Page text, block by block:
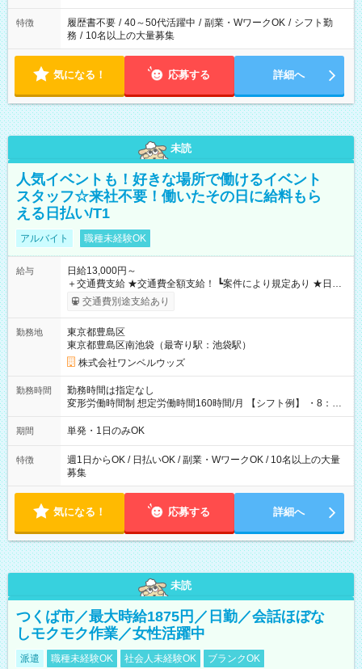
特徴 履歴書不要 / 40～50代活躍中 / 副業・WワークOK / シフト勤
務 / 10名以上の大量募集
気になる！ 応募する 詳細へ
未読
人気イベントも！好きな場所で働けるイベント
スタッフ☆来社不要！働いたその日に給料もら
える日払い/T1
アルバイト 職種未経験OK
給与
日給13,000円～
＋交通費支給 ★交通費全額支給！ ┗案件により規定あり ★日払
いOK！（規定あり） ┗働いたその日に現金GET♪ お仕事後はコ
ンビニATMから 日払い分を引き落とせます！ 【試用期間】試
交通費別途支給あり
勤務地
東京都豊島区
東京都豊島区南池袋（最寄り駅：池袋駅）
株式会社ワンベルウッズ
勤務時間
勤務時間は指定なし
変形労働時間制 想定労働時間160時間/月 【シフト例】 ・8：00
～21：00
期間 単発・1日のみOK
特徴
週1日からOK / 日払いOK / 副業・WワークOK / 10名以上の大量
募集
気になる！ 応募する 詳細へ
未読
つくば市／最大時給1875円／日勤／会話ほぼな
しモクモク作業／女性活躍中
派遣 職種未経験OK 社会人未経験OK ブランクOK